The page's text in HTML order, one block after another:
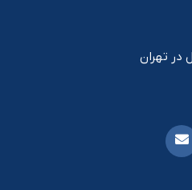
در تهران